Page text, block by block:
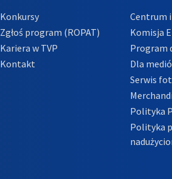
Konkursy
Zgłoś program (ROPAT)
Kariera w TVP
Kontakt
Centrum
Komisja
Program
Dla
Serwis
Polityka
Polityka